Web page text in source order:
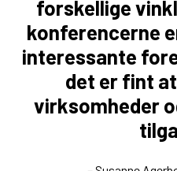
forskellige
konferencerne
interessante
det er fint
virksomheder